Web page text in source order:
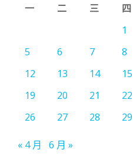
一
二 三 四
1
5
6 7 8
12
13 14 15
19
20 21 22
26
27 28 29
« 4 月 6 月 »